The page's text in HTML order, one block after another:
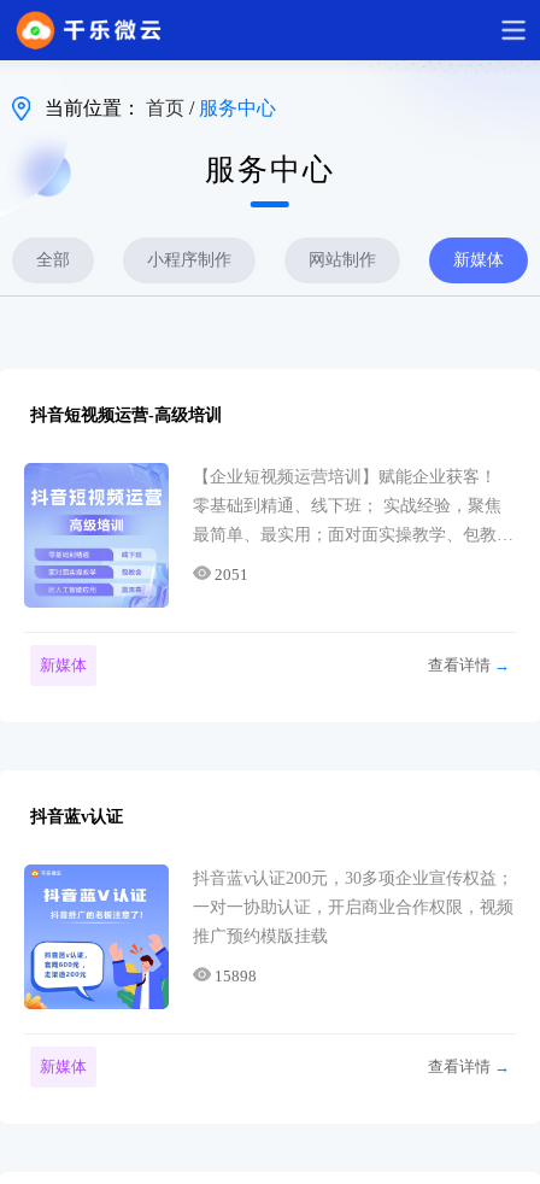
当前位置： 首页 / 服务中心
服务中心
全部 小程序制作 网站制作 新媒体
抖音短视频运营-高级培训
【企业短视频运营培训】赋能企业获客！
零基础到精通、线下班； 实战经验，聚焦
最简单、最实用；面对面实操教学、包教
会； 拍摄篇、剪辑篇、特效篇、运营篇、
2051
新媒体 查看详情 →
抖音蓝v认证
抖音蓝v认证200元，30多项企业宣传权益；
一对一协助认证，开启商业合作权限，视频
推广预约模版挂载
15898
新媒体 查看详情 →